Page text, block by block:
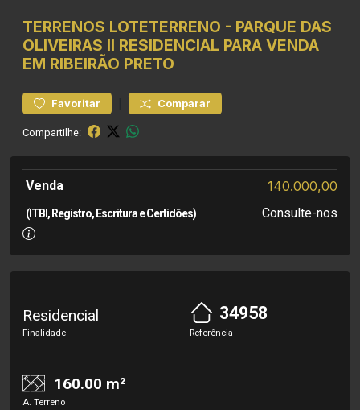
TERRENOS LOTETERRENO - PARQUE DAS
OLIVEIRAS II RESIDENCIAL PARA VENDA
EM RIBEIRÃO PRETO
Favoritar Comparar
Compartilhe:
Venda 140.000,00
(ITBI, Registro, Escritura e Certidões) Consulte-nos
Residencial
Finalidade
34958
Referência
160.00 m²
A. Terreno